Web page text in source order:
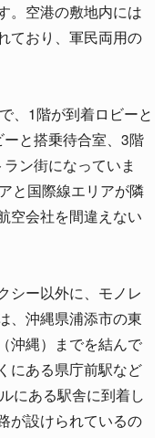
。空港の敷地内には
ており、軍民両用の
、1階が到着ロビーと
と搭乗待合室、3階
ン街になっていま
と国際線エリアが隣
空会社を間違えない
シー以外に、モノレ
、沖縄県浦添市の東
沖縄）までを結んで
にある県庁前駅など
にある駅舎に到着し
が設けられているの